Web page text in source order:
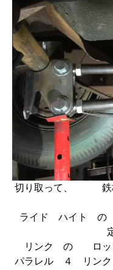
切り取って、
ライド ハイ
リンク の ロ
パラレル ４